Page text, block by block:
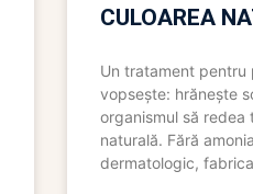
CULOAREA
Un tratament pentru
vopsește: hrănește
organismul să redea
naturală. Fără
dermatologic,